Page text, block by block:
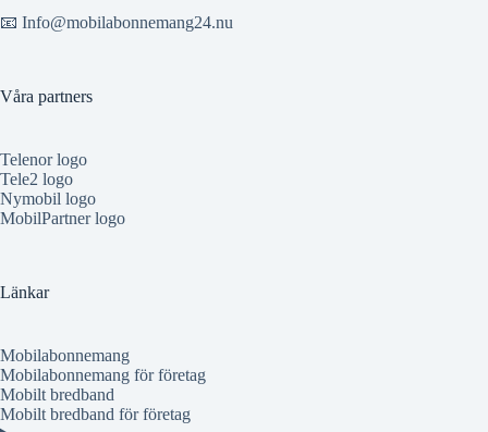
📧 Info@mobilabonnemang24.nu
Våra partners
Telenor logo
Tele2 logo
Nymobil logo
MobilPartner logo
Länkar
Mobilabonnemang
Mobilabonnemang för företag
Mobilt bredband
Mobilt bredband för företag